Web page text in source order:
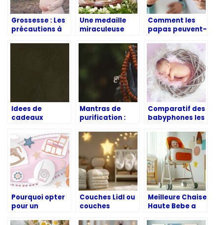
Grossesse : Les
précautions à
Une medaille
miraculeuse
pourquoi faut-il
Comment les
papas peuvent-
pour assurer la
préparation de
leur bébé ?
Idees de
cadeaux
bapteme
Mantras de
purification :
spirituelle
Comparatif des
babyphones les
performants du
moment
Pourquoi opter
pour un
Couches Lidl ou
couches
Meilleure Chaise
Haute Bebe a